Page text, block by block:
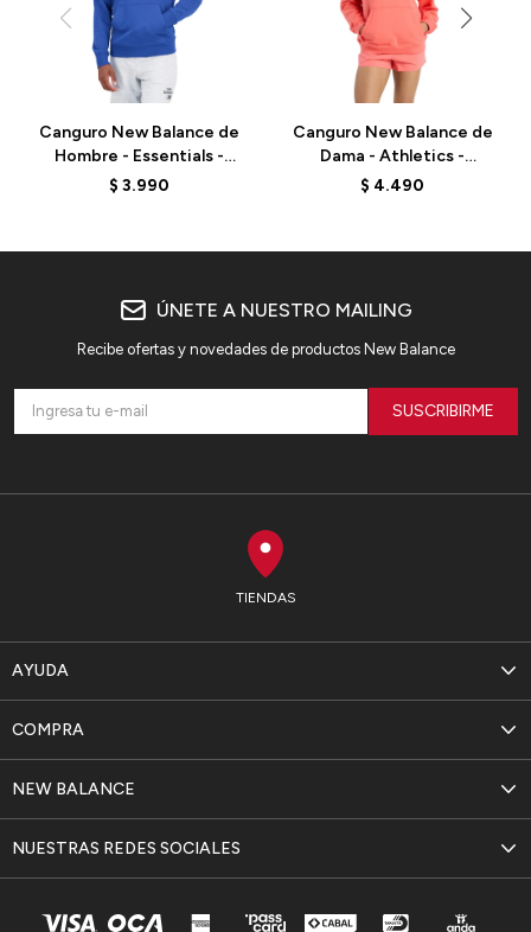
Canguro New Balance de
Hombre - Essentials -
MT31514ATE - BLUE
$ 3.990
Canguro New Balance de
Dama - Athletics -
WT41537DTR - ELD
$ 4.490
TIENDAS
AYUDA
NEW BALANCE
COMPRA
NUESTRAS REDES SOCIALES
ÚNETE A NUESTRO MAILING
Recibe ofertas y novedades de productos New Balance
SUSCRIBIRME